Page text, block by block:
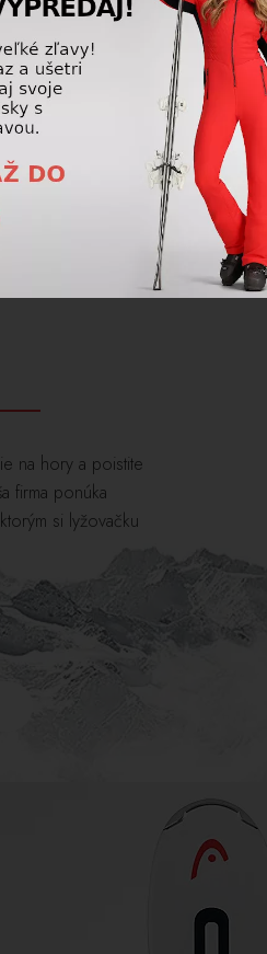
na hory a poistite
firma ponúka
si lyžovačku